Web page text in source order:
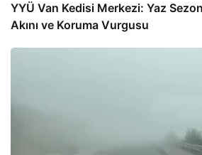
YYÜ Van Kedisi Merkezi: Yaz
Akını ve Koruma Vurgusu